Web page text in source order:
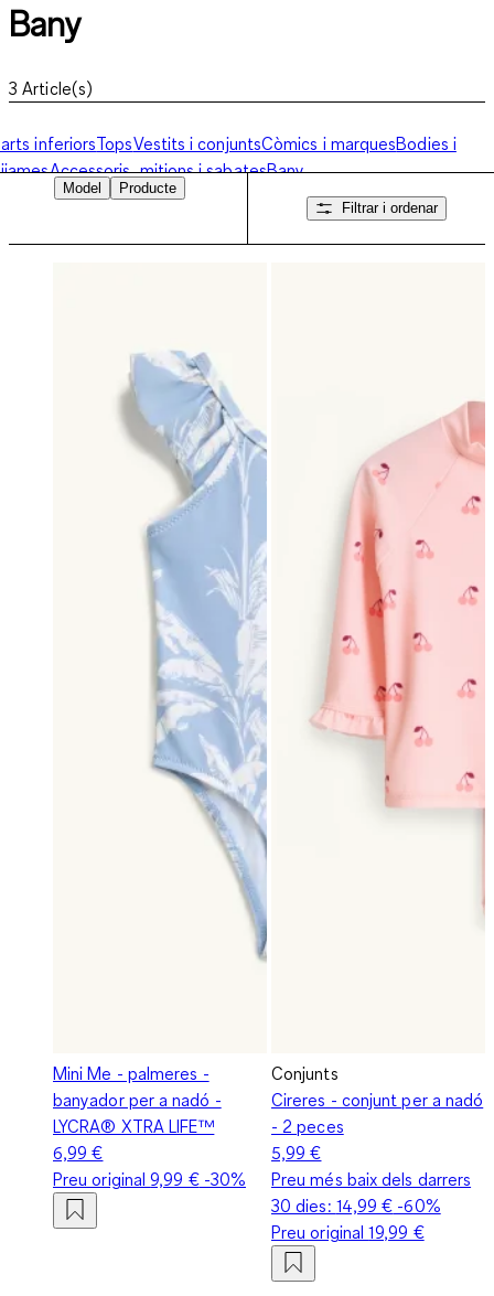
Bany
3 Article(s)
inferiorsTopsVestits i conjuntsCòmics i marquesBodies i
Accessoris, mitjons i sabatesBany
Model
Producte
Filtrar i ordenar
Mini Me - palmeres -
banyador per a nadó -
LYCRA® XTRA LIFE™
6,99 €
Preu original9,99 €-30%
Conjunts
Cireres - conjunt per a nadó
- 2 peces
5,99 €
Preu més baix dels darrers
30 dies: 14,99 € -60%
Preu original19,99 €